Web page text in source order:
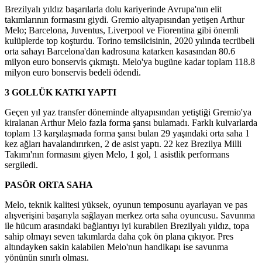
Brezilyalı yıldız başarılarla dolu kariyerinde Avrupa'nın elit
takımlarının formasını giydi. Gremio altyapısından yetişen Arthur
Melo; Barcelona, Juventus, Liverpool ve Fiorentina gibi önemli
kulüplerde top koşturdu. Torino temsilcisinin, 2020 yılında tecrübeli
orta sahayı Barcelona'dan kadrosuna katarken kasasından 80.6
milyon euro bonservis çıkmıştı. Melo'ya bugüne kadar toplam 118.8
milyon euro bonservis bedeli ödendi.
3 GOLLÜK KATKI YAPTI
Geçen yıl yaz transfer döneminde altyapısından yetiştiği Gremio'ya
kiralanan Arthur Melo fazla forma şansı bulamadı. Farklı kulvarlarda
toplam 13 karşılaşmada forma şansı bulan 29 yaşındaki orta saha 1
kez ağları havalandırırken, 2 de asist yaptı. 22 kez Brezilya Milli
Takımı'nın formasını giyen Melo, 1 gol, 1 asistlik performans
sergiledi.
PASÖR ORTA SAHA
Melo, teknik kalitesi yüksek, oyunun temposunu ayarlayan ve pas
alışverişini başarıyla sağlayan merkez orta saha oyuncusu. Savunma
ile hücum arasındaki bağlantıyı iyi kurabilen Brezilyalı yıldız, topa
sahip olmayı seven takımlarda daha çok ön plana çıkıyor. Pres
altındayken sakin kalabilen Melo'nun handikapı ise savunma
yönünün sınırlı olması.